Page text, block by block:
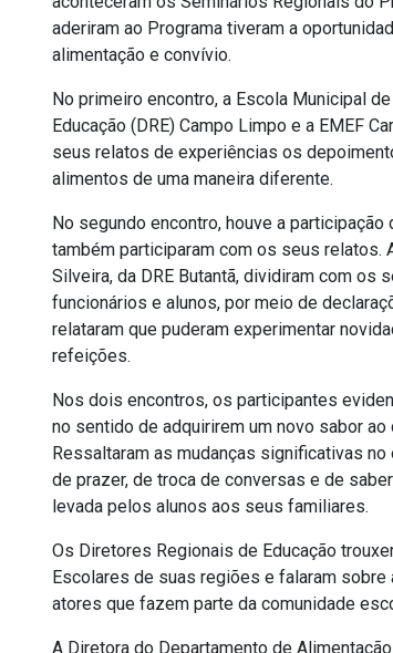
aderiram ao Programa tiveram a
alimentação e convívio.
No primeiro encontro, a Escola Municipal
Educação (DRE) Campo Limpo e a EMEF
seus relatos de experiências os
alimentos de uma maneira diferente.
No segundo encontro, houve a
também participaram com os seus relatos.
Silveira, da DRE Butantã, dividiram com
funcionários e alunos, por meio de
relataram que puderam experimentar
refeições.
Nos dois encontros, os participantes
no sentido de adquirirem um novo sabor
Ressaltaram as mudanças significativas
de prazer, de troca de conversas e de
levada pelos alunos aos seus familiares.
Os Diretores Regionais de Educação
Escolares de suas regiões e falaram
atores que fazem parte da comunidade
A Diretora do Departamento de